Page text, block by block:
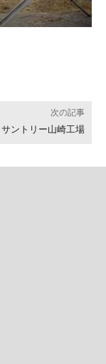
次の記事
サントリー山崎工場